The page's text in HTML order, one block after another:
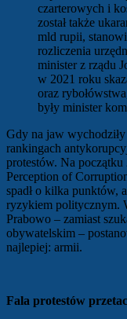
czarterowych i
został także
mld rupii,
rozliczenia
minister z rządu
w 2021 roku
oraz
były minister
Gdy na jaw
rankingach
protestów. Na
Perception of
spadł o kilka punktów,
ryzykiem politycznym.
Prabowo – zamiast
obywatelskim –
najlepiej: armii.
Fala protestów